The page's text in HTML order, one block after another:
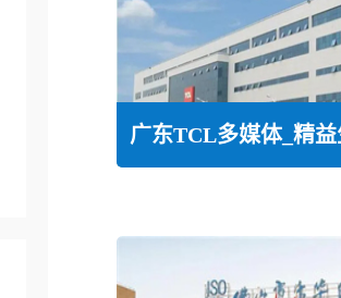
广东TCL多媒体_精